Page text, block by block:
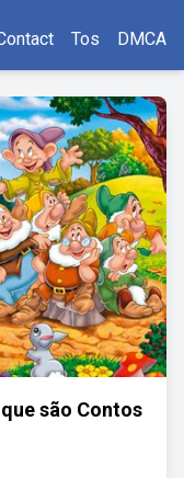
Tos DMCA
são Contos